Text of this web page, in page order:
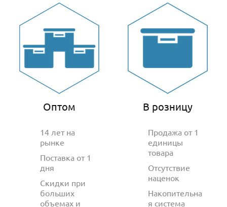
Оптом
14 лет на
рынке
Поставка от 1
дня
Скидки при
больших
объемах и
В розницу
Продажа от 1
единицы
товара
Отсутствие
наценок
Накопительна
я система